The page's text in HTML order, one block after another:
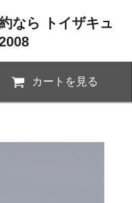
なら トイザキュ
カートを見る